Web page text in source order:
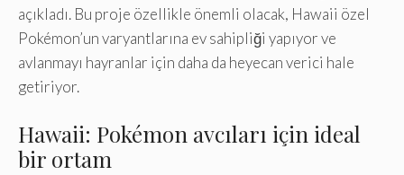
açıkladı. Bu proje özellikle önemli olacak, Hawaii özel
Pokémon’un varyantlarına ev sahipliği yapıyor ve
avlanmayı hayranlar için daha da heyecan verici hale
getiriyor.
Hawaii: Pokémon avcıları için ideal
bir ortam